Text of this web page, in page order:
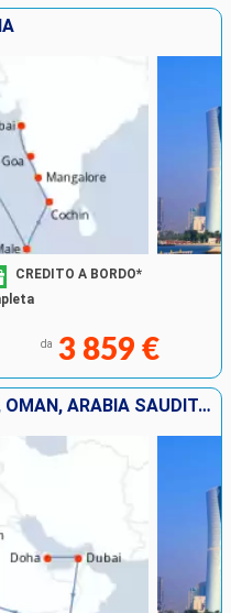
CREDITO A BORDO*
da 3 859 €
QATAR, EMIRATI ARABI UNITI, OMAN, ARABIA SAUDITA, EGITTO, GIORDANIA, CIPRO, TURCHIA, GRECIA